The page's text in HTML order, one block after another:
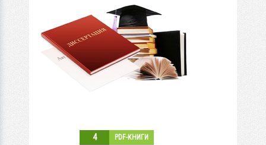
4 PDF-КНИГИ